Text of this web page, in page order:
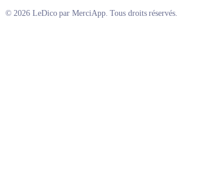
© 2026 LeDico par MerciApp. Tous droits réservés.